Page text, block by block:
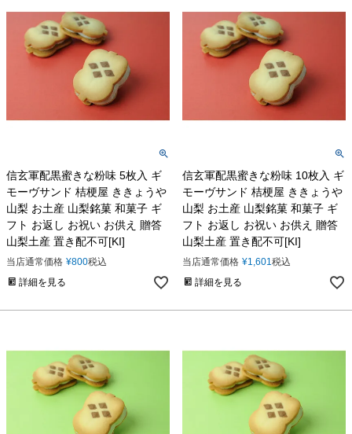
信玄軍配黒蜜きな粉味 5枚入 ギ
モーヴサンド 桔梗屋 ききょうや
山梨 お土産 山梨銘菓 和菓子 ギ
フト お返し お祝い お供え 贈答
山梨土産 置き配不可[KI]
当店通常価格 ¥800税込
詳細を見る
信玄軍配黒蜜きな粉味 10枚入 ギ
モーヴサンド 桔梗屋 ききょうや
山梨 お土産 山梨銘菓 和菓子 ギ
フト お返し お祝い お供え 贈答
山梨土産 置き配不可[KI]
当店通常価格 ¥1,601税込
詳細を見る